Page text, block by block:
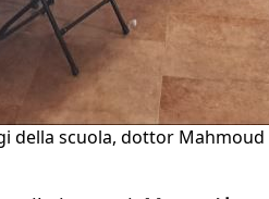
della scuola, dottor Mahmoud